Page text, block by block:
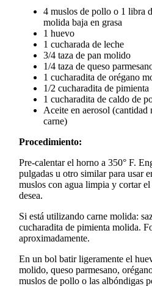
4 muslos de pollo o 1 libra
molida baja en grasa
1 huevo
1 cucharada de leche
3/4 taza de pan molido
1/4 taza de queso
1 cucharadita de orégano
1/2 cucharadita de pimienta
1 cucharadita de caldo de
Aceite en aerosol (cantidad
carne)
Procedimiento:
Pre-calentar el horno a 350° F.
pulgadas u otro similar para usar
muslos con agua limpia y cortar
desea.
Si está utilizando carne molida:
cucharadita de pimienta molida.
aproximadamente.
En un bol batir ligeramente el
molido, queso parmesano,
muslos de pollo o las albóndigas